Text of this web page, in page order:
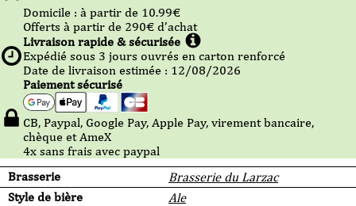
Brasserie
Brasserie du Larzac
Style de bière
Ale
Domicile : à partir de 10.99€
Offerts à partir de 290€ d’achat
Livraison rapide & sécurisée
Expédié sous 3 jours ouvrés en carton renforcé
Date de livraison estimée : 12/08/2026
Paiement sécurisé
CB, Paypal, Google Pay, Apple Pay, virement bancaire,
chèque et AmeX
4x sans frais avec paypal